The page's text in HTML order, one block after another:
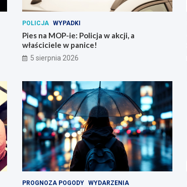
POLICJA WYPADKI
Pies na MOP-ie: Policja w akcji, a
właściciele w panice!
5 sierpnia 2026
PROGNOZA POGODY WYDARZENIA